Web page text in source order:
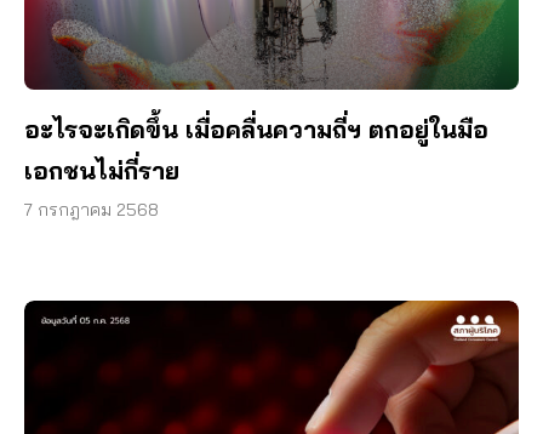
อะไรจะเกิดขึ้น เมื่อคลื่นความถี่ฯ ตกอยู่ในมือ
เอกชนไม่กี่ราย
7 กรกฎาคม 2568